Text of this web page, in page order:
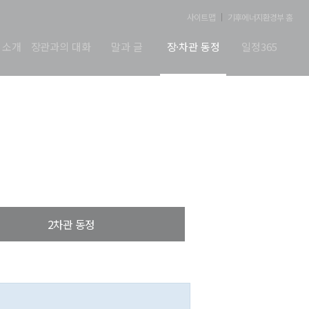
사이트맵 기후에너지환경부 홈
개 장관과의 대화 말과 글 장·차관 동정 일정365
2차관 동정